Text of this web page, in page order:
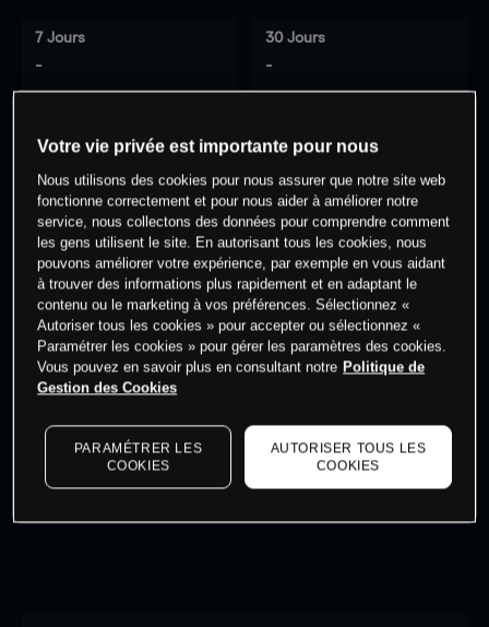
7 Jours
-
30 Jours
-
0 % des clients ont une position à
cet actif
Commencez à trader
dernières données du marché.Log into see latest
market data
Votre vie privée est importante pour nous
Nous utilisons des cookies pour nous assurer que notre site web
fonctionne correctement et pour nous aider à améliorer notre
service, nous collectons des données pour comprendre comment
les gens utilisent le site. En autorisant tous les cookies, nous
pouvons améliorer votre expérience, par exemple en vous aidant
à trouver des informations plus rapidement et en adaptant le
contenu ou le marketing à vos préférences. Sélectionnez «
Autoriser tous les cookies » pour accepter ou sélectionnez «
Paramétrer les cookies » pour gérer les paramètres des cookies.
Vous pouvez en savoir plus en consultant notre Politique de
Gestion des Cookies
PARAMÉTRER LES
COOKIES
AUTORISER TOUS LES
COOKIES